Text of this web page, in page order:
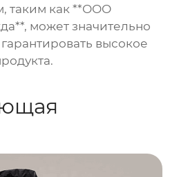
таким как **ООО
может значительно
высокое